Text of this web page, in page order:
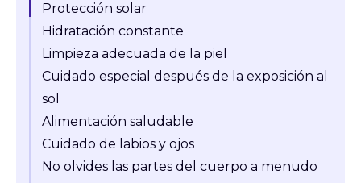
Protección solar
Hidratación constante
Limpieza adecuada de la piel
Cuidado especial después de la exposición al
sol
Alimentación saludable
Cuidado de labios y ojos
No olvides las partes del cuerpo a menudo